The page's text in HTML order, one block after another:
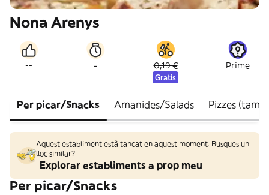
Nona Arenys
-- - 0,19 €
Gratis
Prime
Per picar/Snacks Amanides/Salads Pizzes
Aquest establiment està tancat en aquest moment. Busques un
lloc similar?
Explorar establiments a prop meu
Per picar/Snacks